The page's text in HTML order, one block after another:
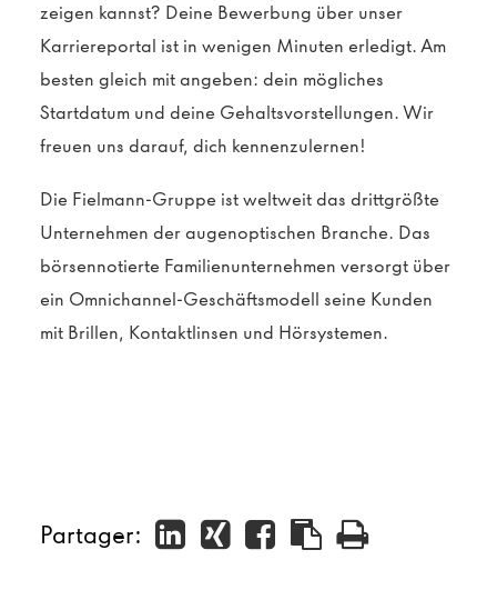
zeigen kannst? Deine Bewerbung über unser
Karriereportal ist in wenigen Minuten erledigt. Am
besten gleich mit angeben: dein mögliches
Startdatum und deine Gehaltsvorstellungen. Wir
freuen uns darauf, dich kennenzulernen!
Die Fielmann-Gruppe ist weltweit das drittgrößte
Unternehmen der augenoptischen Branche. Das
börsennotierte Familienunternehmen versorgt über
ein Omnichannel-Geschäftsmodell seine Kunden
mit Brillen, Kontaktlinsen und Hörsystemen.
Partager: